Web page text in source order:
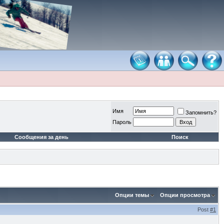
Имя
Запомнить?
Пароль
Сообщения за день Поиск
Опции темы Опции просмотра
Post #1